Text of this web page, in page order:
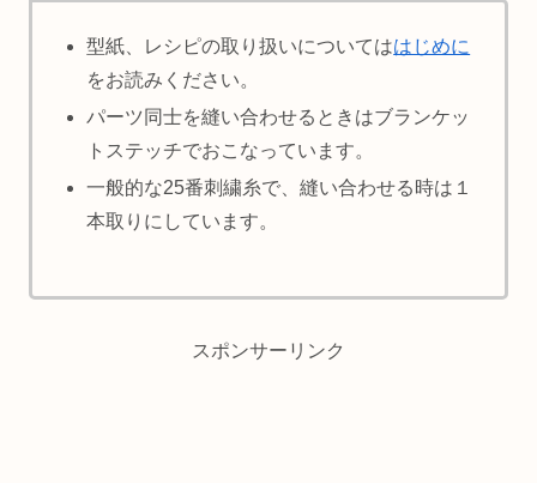
型紙、レシピの取り扱いについてははじめに
をお読みください。
パーツ同士を縫い合わせるときはブランケッ
トステッチでおこなっています。
一般的な25番刺繍糸で、縫い合わせる時は１
本取りにしています。
スポンサーリンク